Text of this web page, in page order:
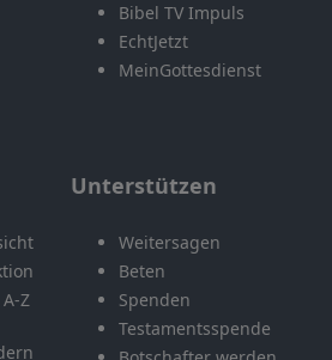
Bibel TV Impuls
EchtJetzt
MeinGottesdienst
Z
Unterstützen
Weitersagen
Beten
Spenden
Testamentsspende